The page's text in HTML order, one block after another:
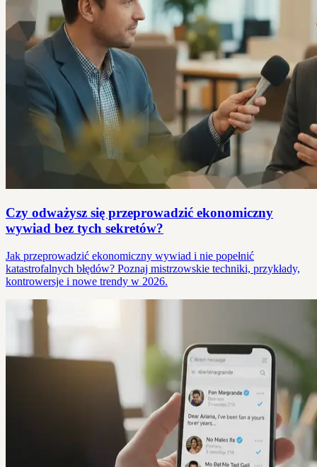
Czy odważysz się przeprowadzić ekonomiczny
wywiad bez tych sekretów?
Jak przeprowadzić ekonomiczny wywiad i nie popełnić
katastrofalnych błędów? Poznaj mistrzowskie techniki, przykłady,
kontrowersje i nowe trendy w 2026.